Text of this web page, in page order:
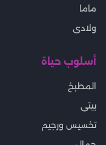
ماما
ولادى
أسلوب حياة
المطبخ
بيتى
تخسيس ورجيم